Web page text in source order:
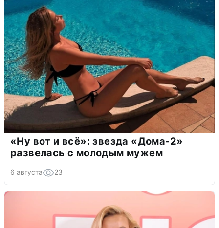
«Ну вот и всё»: звезда «Дома-2»
развелась с молодым мужем
6 августа 23